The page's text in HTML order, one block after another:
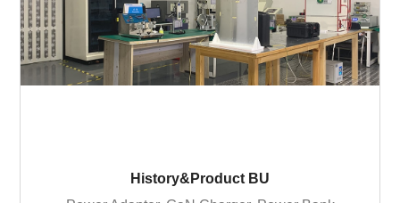
History&Product BU